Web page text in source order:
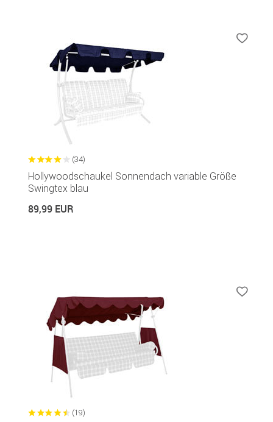
(34)
Hollywoodschaukel Sonnendach variable Größe
Swingtex blau
89,99 EUR
(19)